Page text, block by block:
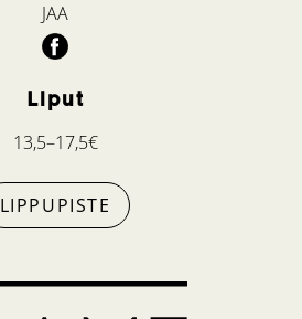
JAA
Liput
13,5–17,5€
LIPPUPISTE